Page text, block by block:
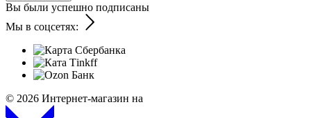
Вы были успешно подписаны
Мы в соцсетях:
© 2026 Интернет-магазин на